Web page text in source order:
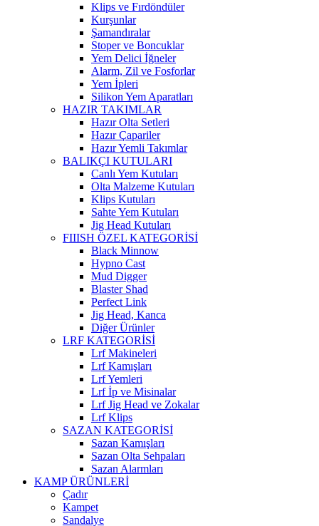
Klips ve Fırdöndüler
Kurşunlar
Şamandıralar
Stoper ve Boncuklar
Yem Delici İğneler
Alarm, Zil ve Fosforlar
Yem İpleri
Silikon Yem Aparatları
HAZIR TAKIMLAR
Hazır Olta Setleri
Hazır Çapariler
Hazır Yemli Takımlar
BALIKÇI KUTULARI
Canlı Yem Kutuları
Olta Malzeme Kutuları
Klips Kutuları
Sahte Yem Kutuları
Jig Head Kutuları
FIIISH ÖZEL KATEGORİSİ
Black Minnow
Hypno Cast
Mud Digger
Blaster Shad
Perfect Link
Jig Head, Kanca
Diğer Ürünler
LRF KATEGORİSİ
Lrf Makineleri
Lrf Kamışları
Lrf Yemleri
Lrf İp ve Misinalar
Lrf Jig Head ve Zokalar
Lrf Klips
SAZAN KATEGORİSİ
Sazan Kamışları
Sazan Olta Sehpaları
Sazan Alarmları
KAMP ÜRÜNLERİ
Çadır
Kampet
Sandalye